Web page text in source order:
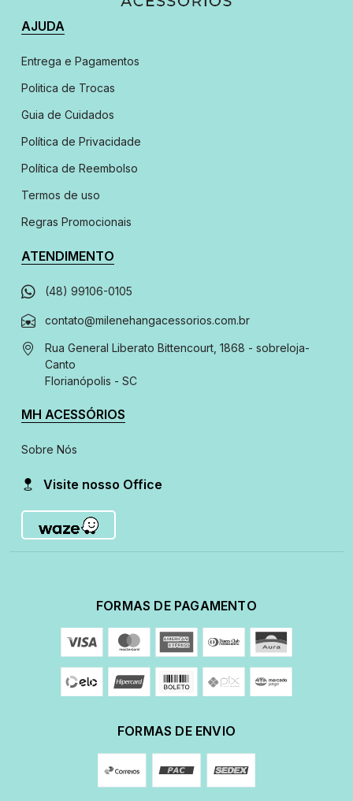
AJUDA
Entrega e Pagamentos
Politica de Trocas
Guia de Cuidados
Política de Privacidade
Política de Reembolso
Termos de uso
Regras Promocionais
ATENDIMENTO
(48) 99106-0105
contato@milenehangacessorios.com.br
Rua General Liberato Bittencourt, 1868 - sobreloja-
Canto
Florianópolis - SC
MH ACESSÓRIOS
Sobre Nós
Visite nosso Office
FORMAS DE PAGAMENTO
FORMAS DE ENVIO